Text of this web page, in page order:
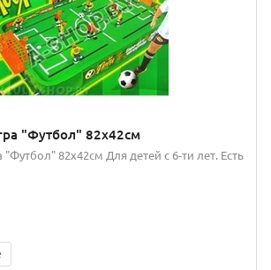
"Футбол" 82х42см
"Футбол" 82х42см Для детей с 6-ти лет. Есть